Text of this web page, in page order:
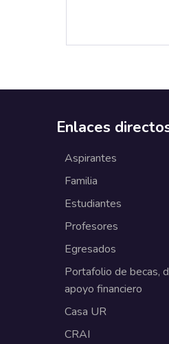
Enlaces
Aspirantes
Familia
Estudiantes
Profesores
Egresados
Portafolio de becas,
apoyo financiero
Casa UR
CRAI